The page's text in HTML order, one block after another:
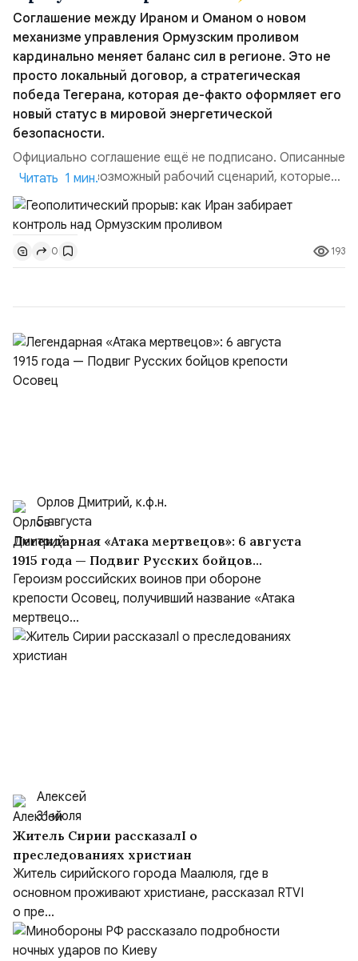
Соглашение между Ираном и Оманом о новом
механизме управления Ормузским проливом
кардинально меняет баланс сил в регионе. Это не
просто локальный договор, а стратегическая
победа Тегерана, которая де-факто оформляет его
новый статус в мировой энергетической
безопасности.
Официально соглашение ещё не подписано. Описанные
пункты — это возможный рабочий сценарий, которые
скорее всего будут реализованы.Разбираем ключевые
тезисы и последствия этого соглашения:. 1. Новые
доли контроля (75 на 25). Было: Ранее Иран и Оман
контролировали пролив на паритетных началах —
50/50. Стало: Новое соглашение закрепляет за
Читать 1 мин.
0 193
Орлов Дмитрий, к.ф.н.
5 августа
Легендарная «Атака мертвецов»: 6 августа
1915 года — Подвиг Русских бойцов
крепости Осовец
Героизм российских воинов при обороне
крепости Осовец, получивший название «Атака
мертвецо...
Алексей
31 июля
Житель Сирии рассказалI о
преследованиях христиан
Житель сирийского города Маалюля, где в
основном проживают христиане, рассказал RTVI
о пре...